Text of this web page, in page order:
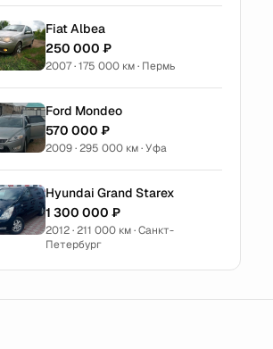
Fiat Albea
250 000 ₽
2007 · 175 000 км · Пермь
Ford Mondeo
570 000 ₽
2009 · 295 000 км · Уфа
Hyundai Grand Starex
1 300 000 ₽
2012 · 211 000 км · Санкт-
Петербург